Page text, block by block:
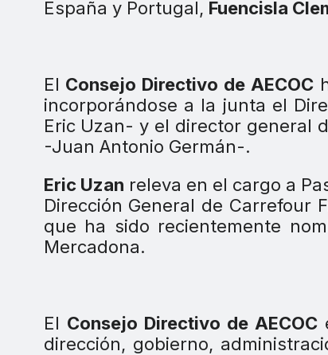
España y Portugal, Fuencisla
El Consejo Directivo de AECOC
incorporándose a la junta el
Eric Uzan- y el director general
-Juan Antonio Germán-.
Eric Uzan releva en el cargo a
Dirección General de Carrefour
que ha sido recientemente
Mercadona.
El Consejo Directivo de AECOC
dirección, gobierno,